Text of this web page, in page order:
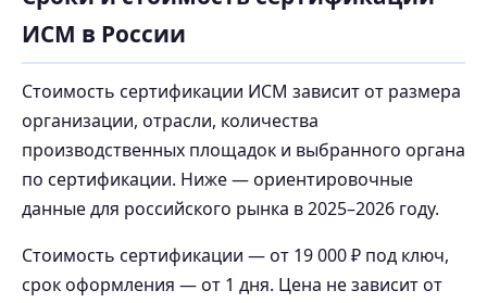
ИСМ в России
Стоимость сертификации ИСМ зависит от размера
организации, отрасли, количества
производственных площадок и выбранного органа
по сертификации. Ниже — ориентировочные
данные для российского рынка в 2025–2026 году.
Стоимость сертификации — от 19 000 ₽ под ключ,
срок оформления — от 1 дня. Цена не зависит от